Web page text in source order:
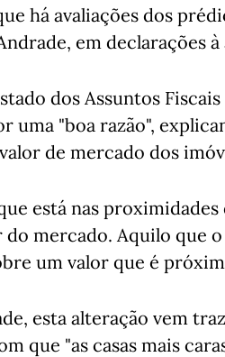
há avaliações dos
em declarações à
dos Assuntos
uma "boa razão",
de mercado dos
está nas
mercado. Aquilo que
um valor que é
esta alteração vem
que "as casas mais